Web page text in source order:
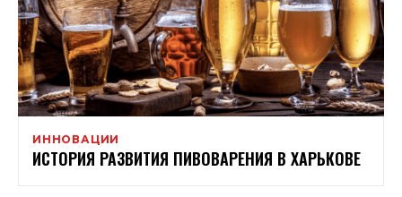
ИННОВАЦИИ
ИСТОРИЯ РАЗВИТИЯ ПИВОВАРЕНИЯ В ХАРЬКОВЕ